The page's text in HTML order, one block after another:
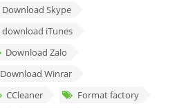
Download Skype
download iTunes
Download Zalo
Download Winrar
CCleaner
Format factory